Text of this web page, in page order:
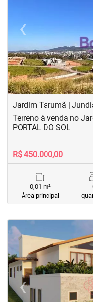
‹Previous
Jardim Tarumã |
Terreno à venda no
PORTAL DO SOL
R$ 450.000,00
0,01 m²
Área principal
<<
‹Previous